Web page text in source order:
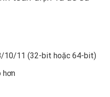
10/11 (32-bit hoặc 64-bit)
hơn